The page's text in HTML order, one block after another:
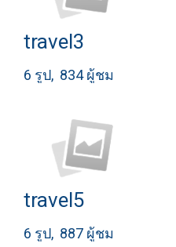
travel3
6 รูป, 834 ผู้ชม
travel5
6 รูป, 887 ผู้ชม